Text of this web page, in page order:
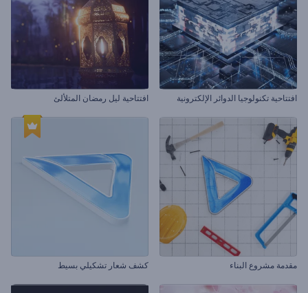
افتتاحية تكنولوجيا الدوائر الإلكترونية افتتاحية ليل رمضان المتلألئ
مقدمة مشروع البناء كشف شعار تشكيلي بسيط